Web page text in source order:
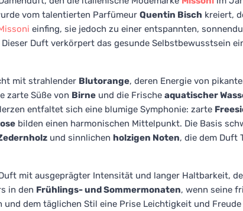
vom talentierten Parfümeur Quentin Bisch kreiert,
einfing, sie jedoch zu einer entspannten,
Duft verkörpert das gesunde Selbstbewusstsein
mit strahlender Blutorange, deren Energie von
zarte Süße von Birne und die Frische aquatischer
entfaltet sich eine blumige Symphonie: zarte
bilden einen harmonischen Mittelpunkt. Die Basis
und sinnlichen holzigen Noten, die dem Duft
mit ausgeprägter Intensität und langer Haltbarkeit,
in den Frühlings- und Sommermonaten, wenn seine
dem täglichen Stil eine Prise Leichtigkeit und Freude